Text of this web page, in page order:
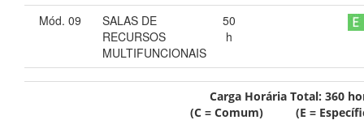
Mód. 09
SALAS DE
RECURSOS
MULTIFUNCIONAIS
50
h
Carga Horária Total: 360
(C = Comum) (E =